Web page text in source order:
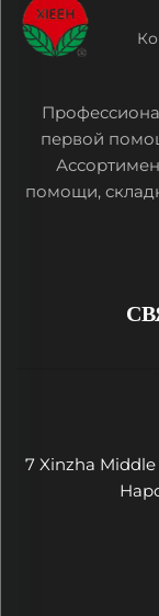
первой
помощи,
7 Xinzha Middle